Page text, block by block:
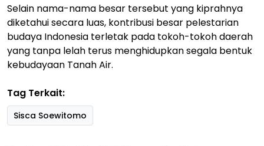
Selain nama-nama besar tersebut yang kiprahnya
diketahui secara luas, kontribusi besar pelestarian
budaya Indonesia terletak pada tokoh-tokoh daerah
yang tanpa lelah terus menghidupkan segala bentuk
kebudayaan Tanah Air.
Tag Terkait:
Sisca Soewitomo